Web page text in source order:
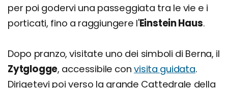
per poi godervi una passeggiata tra le vie e i
porticati, fino a raggiungere l'Einstein Haus.
Dopo pranzo, visitate uno dei simboli di Berna, il
Zytglogge, accessibile convisita guidata.
Dirigetevi poi verso la grande Cattedrale della